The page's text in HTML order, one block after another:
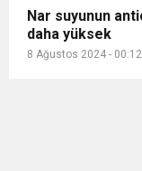
Nar suyunun
daha yüksek
8 Ağustos 2024 - 00:12